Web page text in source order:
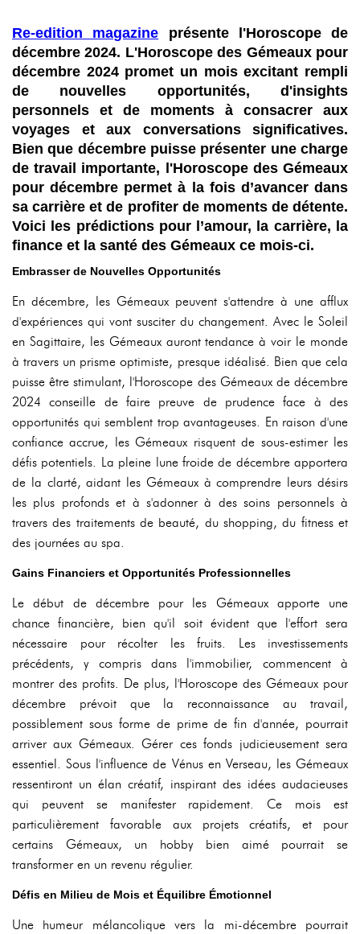
Re-edition magazine présente l'Horoscope de
décembre 2024. L'Horoscope des Gémeaux pour
décembre 2024 promet un mois excitant rempli
de nouvelles opportunités, d'insights
personnels et de moments à consacrer aux
voyages et aux conversations significatives.
Bien que décembre puisse présenter une charge
de travail importante, l'Horoscope des Gémeaux
pour décembre permet à la fois d’avancer dans
sa carrière et de profiter de moments de détente.
Voici les prédictions pour l’amour, la carrière, la
finance et la santé des Gémeaux ce mois-ci.
Embrasser de Nouvelles Opportunités
En décembre, les Gémeaux peuvent s'attendre à une afflux
d'expériences qui vont susciter du changement. Avec le Soleil
en Sagittaire, les Gémeaux auront tendance à voir le monde
à travers un prisme optimiste, presque idéalisé. Bien que cela
puisse être stimulant, l'Horoscope des Gémeaux de décembre
2024 conseille de faire preuve de prudence face à des
opportunités qui semblent trop avantageuses. En raison d'une
confiance accrue, les Gémeaux risquent de sous-estimer les
défis potentiels. La pleine lune froide de décembre apportera
de la clarté, aidant les Gémeaux à comprendre leurs désirs
les plus profonds et à s'adonner à des soins personnels à
travers des traitements de beauté, du shopping, du fitness et
des journées au spa.
Gains Financiers et Opportunités Professionnelles
Le début de décembre pour les Gémeaux apporte une
chance financière, bien qu'il soit évident que l'effort sera
nécessaire pour récolter les fruits. Les investissements
précédents, y compris dans l'immobilier, commencent à
montrer des profits. De plus, l'Horoscope des Gémeaux pour
décembre prévoit que la reconnaissance au travail,
possiblement sous forme de prime de fin d'année, pourrait
arriver aux Gémeaux. Gérer ces fonds judicieusement sera
essentiel. Sous l'influence de Vénus en Verseau, les Gémeaux
ressentiront un élan créatif, inspirant des idées audacieuses
qui peuvent se manifester rapidement. Ce mois est
particulièrement favorable aux projets créatifs, et pour
certains Gémeaux, un hobby bien aimé pourrait se
transformer en un revenu régulier.
Défis en Milieu de Mois et Équilibre Émotionnel
Une humeur mélancolique vers la mi-décembre pourrait